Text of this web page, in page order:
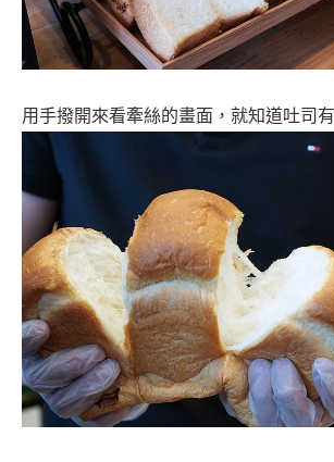
用手撥開來看牽絲的畫面，就知道吐司